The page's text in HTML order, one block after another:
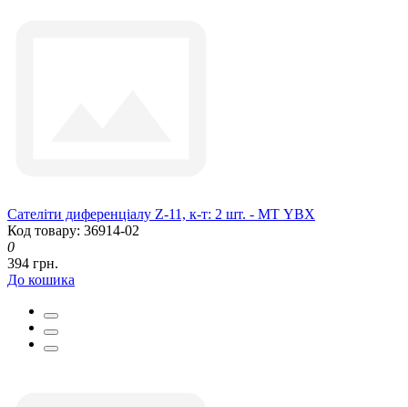
Сателіти диференціалу Z-11, к-т: 2 шт. - MТ YBX
Код товару: 36914-02
0
394 грн.
До кошика